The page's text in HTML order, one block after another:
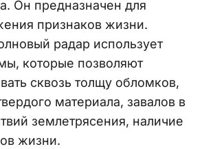
Он предназначен для
признаков жизни.
радар использует
которые позволяют
сквозь толщу обломков,
материала, завалов в
землетрясения, наличие
жизни.